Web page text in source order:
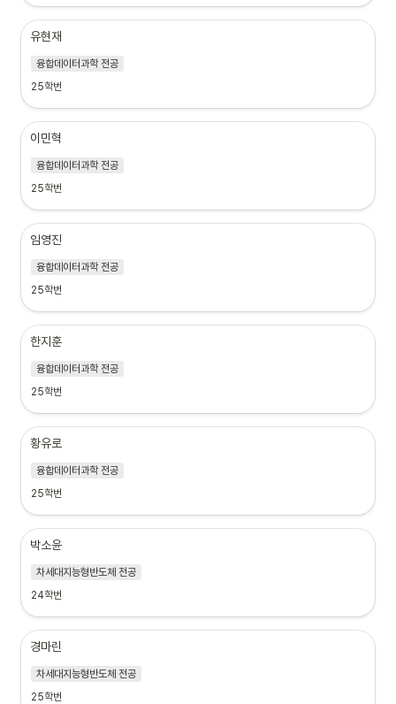
유현재
융합데이터과학 전공
25학번
이민혁
융합데이터과학 전공
25학번
임영진
융합데이터과학 전공
25학번
한지훈
융합데이터과학 전공
25학번
황유로
융합데이터과학 전공
25학번
박소윤
차세대지능형반도체 전공
24학번
경마린
차세대지능형반도체 전공
25학번